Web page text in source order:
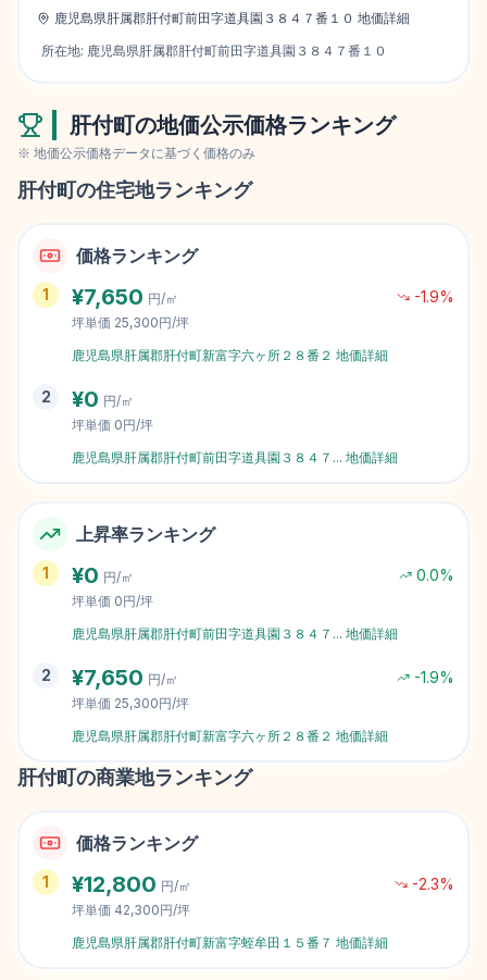
鹿児島県肝属郡肝付町前田字道具園３８４７番１０ 地価詳細
所在地: 鹿児島県肝属郡肝付町前田字道具園３８４７番１０
肝付町の地価公示価格ランキング
※ 地価公示価格データに基づく価格のみ
肝付町の住宅地ランキング
価格ランキング
1 ¥7,650 円/㎡ -1.9%
坪単価 25,300円/坪
鹿児島県肝属郡肝付町新富字六ヶ所２８番２ 地価詳細
2 ¥0 円/㎡
坪単価 0円/坪
鹿児島県肝属郡肝付町前田字道具園３８４７ ... 地価詳細
上昇率ランキング
1 ¥0 円/㎡ 0.0%
坪単価 0円/坪
鹿児島県肝属郡肝付町前田字道具園３８４７ ... 地価詳細
2 ¥7,650 円/㎡ -1.9%
坪単価 25,300円/坪
鹿児島県肝属郡肝付町新富字六ヶ所２８番２ 地価詳細
肝付町の商業地ランキング
価格ランキング
1 ¥12,800 円/㎡ -2.3%
坪単価 42,300円/坪
鹿児島県肝属郡肝付町新富字蛭牟田１５番７ 地価詳細